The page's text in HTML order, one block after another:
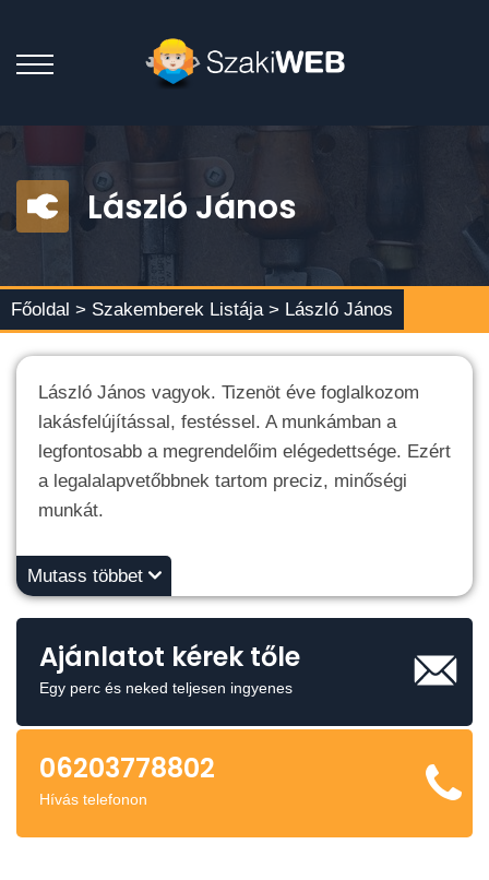
László János
Főoldal > Szakemberek Listája > László János
László János vagyok. Tizenöt éve foglalkozom
lakásfelújítással, festéssel. A munkámban a
legfontosabb a megrendelőim elégedettsége. Ezért
a legalalapvetőbbnek tartom preciz, minőségi
munkát.
Mutass többet
Ajánlatot kérek tőle
Egy perc és neked teljesen ingyenes
06203778802
Hívás telefonon